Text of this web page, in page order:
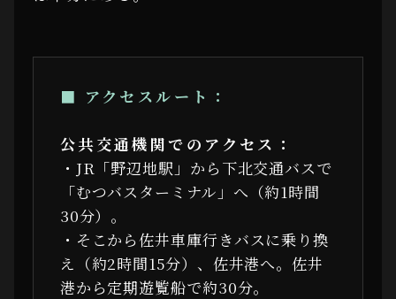
■ アクセスルート：
公共交通機関でのアクセス：
・JR「野辺地駅」から下北交通バスで
「むつバスターミナル」へ（約1時間
30分）。
・そこから佐井車庫行きバスに乗り換
え（約2時間15分）、佐井港へ。佐井
港から定期遊覧船で約30分。